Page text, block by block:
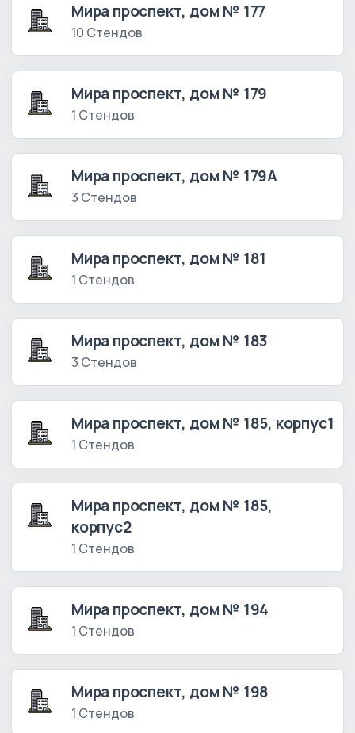
Мира проспект, дом № 177
10 Стендов
Мира проспект, дом № 179
1 Стендов
Мира проспект, дом № 179А
3 Стендов
Мира проспект, дом № 181
1 Стендов
Мира проспект, дом № 183
3 Стендов
Мира проспект, дом № 185, корпус1
1 Стендов
Мира проспект, дом № 185,
корпус2
1 Стендов
Мира проспект, дом № 194
1 Стендов
Мира проспект, дом № 198
1 Стендов